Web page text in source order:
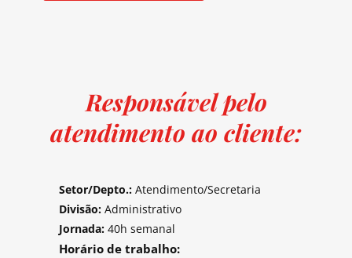
Responsável pelo
atendimento ao cliente:
Setor/Depto.: Atendimento/Secretaria
Divisão: Administrativo
Jornada: 40h semanal
Horário de trabalho: